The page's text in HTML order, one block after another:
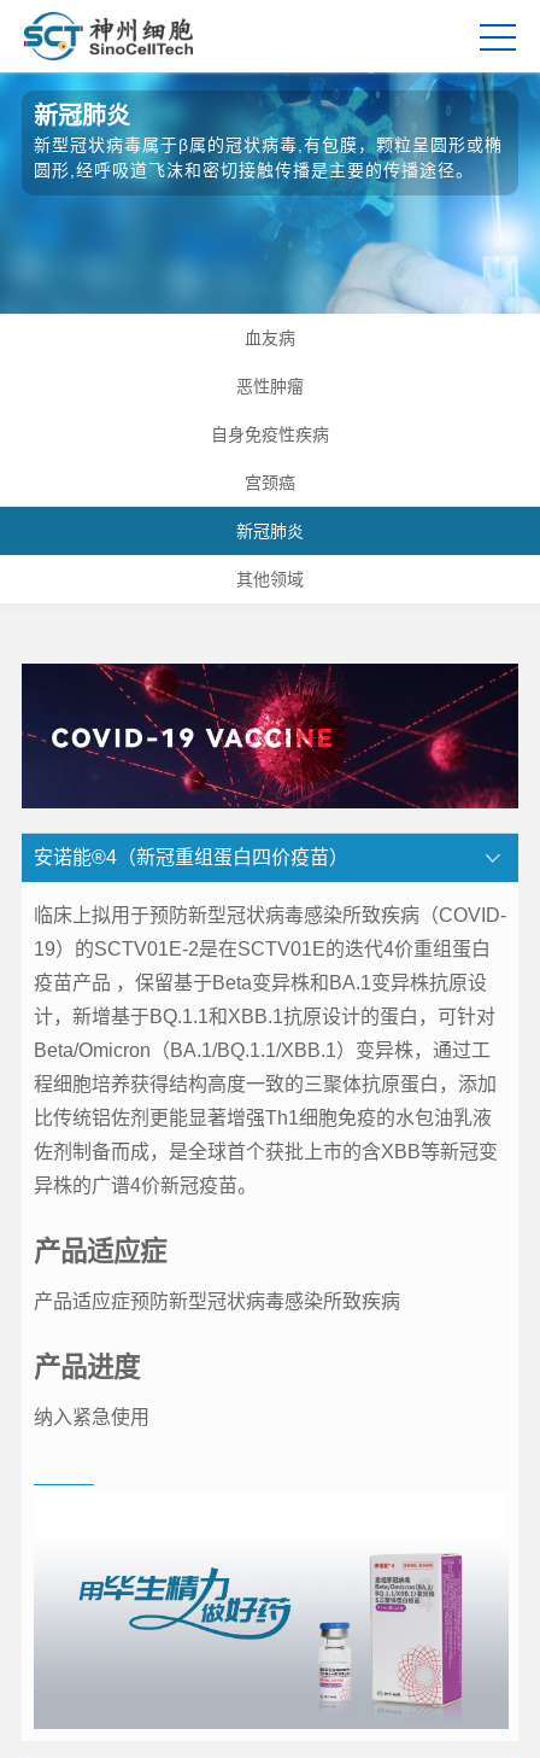
新冠肺炎
新型冠状病毒属于β属的冠状病毒,有包膜，颗粒呈圆形或椭
血友病
恶性肿瘤
自身免疫性疾病
宫颈癌
新冠肺炎
其他领域
安诺能®4（新冠重组蛋白四价疫苗）
临床上拟用于预防新型冠状病毒感染所致疾病（COVID-
19）的SCTV01E-2是在SCTV01E的迭代4价重组蛋白
疫苗产品 ，保留基于Beta变异株和BA.1变异株抗原设
计，新增基于BQ.1.1和XBB.1抗原设计的蛋白，可针对
Beta/Omicron（BA.1/BQ.1.1/XBB.1）变异株，通过工
程细胞培养获得结构高度一致的三聚体抗原蛋白，添加
比传统铝佐剂更能显著增强Th1细胞免疫的水包油乳液
佐剂制备而成，是全球首个获批上市的含XBB等新冠变
异株的广谱4价新冠疫苗。
产品适应症
产品适应症预防新型冠状病毒感染所致疾病
产品进度
纳入紧急使用